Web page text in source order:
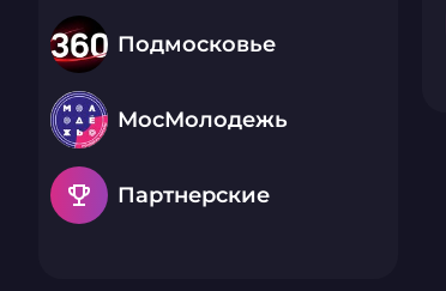
Подмосковье
МосМолодежь
emoji_events Партнерские